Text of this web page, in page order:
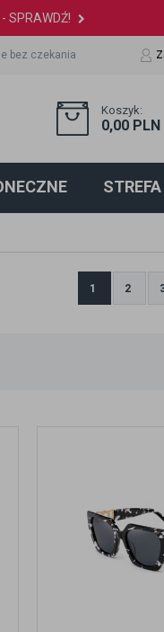
- SPRAWDŹ!
bez czekania
Koszyk:
0,00 PLN
1 2